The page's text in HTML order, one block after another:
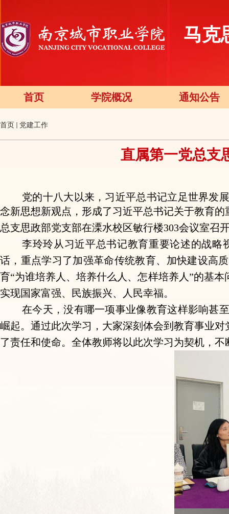
马克
首页 学院概况 通知公告
首页 党建工作
直属第一党总支
党的十八大以来，习近平总书记立足世界发
念新思想新观点，形成了习近平总书记关于教育
总支思政部党支部在溧水校区敏行楼303会议室召
李玲玲从习近平总书记教育重要论述的战
话，重点学习了加强革命传统教育、加快建设高
育“为谁培养人、培养什么人、怎样培养人”的基
实现国家富强、民族振兴、人民幸福。
在今天，没有哪一项事业像教育这样影响甚
崛起。 通过此次学习，大家深刻体会到教育事业对
了责任和使命。 全体教师将以此次学习为契机，